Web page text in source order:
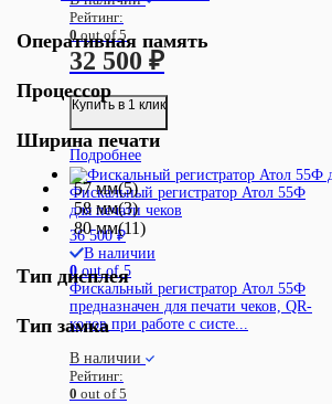
Оперативная память
Процессор
Ширина печати
57 мм(5)
58 мм(3)
80 мм(11)
Тип дисплея
Тип замка
Рейтинг:
0out of 5
32 500 ₽
Купить в 1 клик
Подробнее
Фискальный регистратор Атол 55Ф
для печати чеков
36 500₽
В наличии
0out of 5
Фискальный регистратор Атол 55Ф
предназначен для печати чеков, QR-
кодов при работе с систе...
В наличии
Рейтинг:
0 out of 5